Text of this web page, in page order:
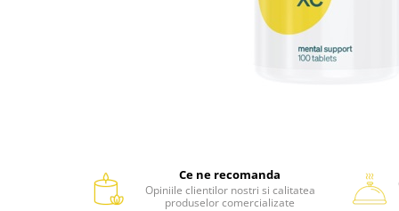
Ce ne recomanda
Opiniile clientilor nostri si calitatea
produselor comercializate